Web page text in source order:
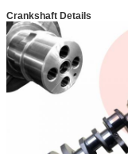
Crankshaft Details